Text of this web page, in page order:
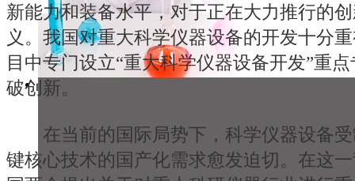
新能力和装备水平，对于正在大力推行的
义。我国对重大科学仪器设备的开发十分
目中专门设立“重大科学仪器设备开发”重
破创新。
在当前的国际局势下，科学仪器设备受
键核心技术的国产化需求愈发迫切。在这